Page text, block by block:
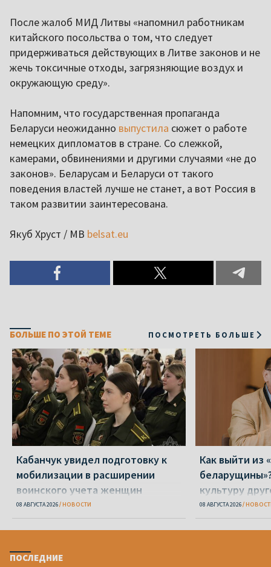
После жалоб МИД Литвы «напомнил работникам
китайского посольства о том, что следует
придерживаться действующих в Литве законов и не
жечь токсичные отходы, загрязняющие воздух и
окружающую среду».
Напомним, что государственная пропаганда
Беларуси неожиданно выпустила сюжет о работе
немецких дипломатов в стране. Со слежкой,
камерами, обвинениями и другими случаями «не до
законов». Беларусам и Беларуси от такого
поведения властей лучше не станет, а вот Россия в
таком развитии заинтересована.
Якуб Хруст / МВ belsat.eu
БОЛЬШЕ ПО ЭТОЙ ТЕМЕ ПОСМОТРЕТЬ БОЛЬШЕ
Кабанчук увидел подготовку к
мобилизации в расширении
воинского учета женщин
08 АВГУСТА 2026 НОВОСТИ
Как выйти из
культуру
08 АВГУСТА 2026
ПОСЛЕДНИЕ